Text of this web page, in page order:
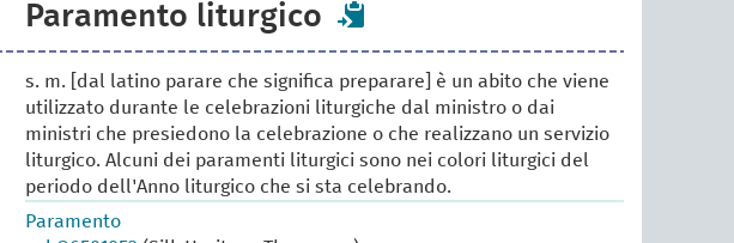
Paramento liturgico
s. m. [dal latino parare che significa preparare] è un abito che viene
utilizzato durante le celebrazioni liturgiche dal ministro o dai
ministri che presiedono la celebrazione o che realizzano un servizio
liturgico. Alcuni dei paramenti liturgici sono nei colori liturgici del
periodo dell'Anno liturgico che si sta celebrando.
Paramento